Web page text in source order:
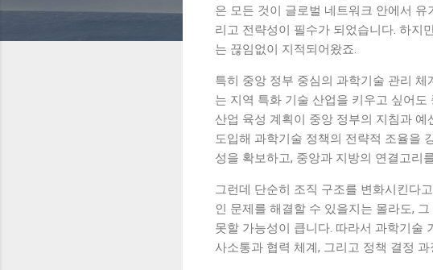
은 모든 것이 글로벌 네트워크 안에서
리고 전략성이 필수가 되었습니다. 하지
는 끊임없이 지적되어왔죠.
특히 중앙 정부 중심의 과학기술 관리
는 지역 특화 기술 산업을 키우고 싶어
산업 육성 계획이 중앙 정부의 지침과
도입해 과학기술 정책의 전략적 조율을
성을 확보하고, 중앙과 지방의 연결고리
그런데 단순히 조직 구조를 변화시킨다
인 문제를 해결할 수 있을지는 몰라도,
못할 가능성이 큽니다. 따라서 과학기술
사소통과 협력 체계, 그리고 정책 결정